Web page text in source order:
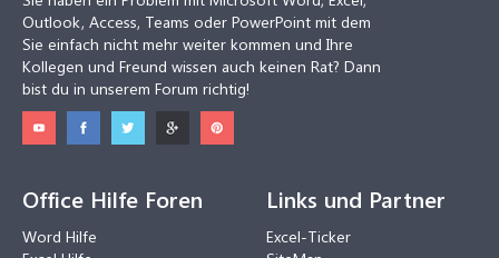
Outlook, Access, Teams oder PowerPoint mit dem
Sie einfach nicht mehr weiter kommen und Ihre
Kollegen und Freund wissen auch keinen Rat? Dann
bist du in unserem Forum richtig!
Office Hilfe Foren
Word Hilfe
Links und Partner
Excel-Ticker